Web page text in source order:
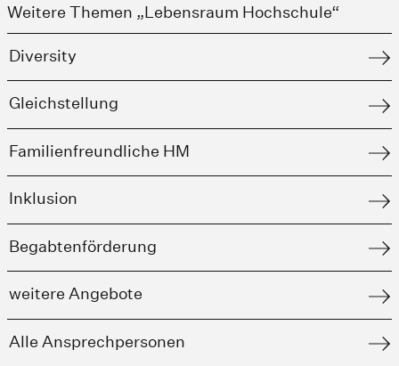
Weitere Themen „Lebensraum Hochschule“
Diversity
Gleichstellung
Familienfreundliche HM
Inklusion
Begabtenförderung
weitere Angebote
Alle Ansprechpersonen